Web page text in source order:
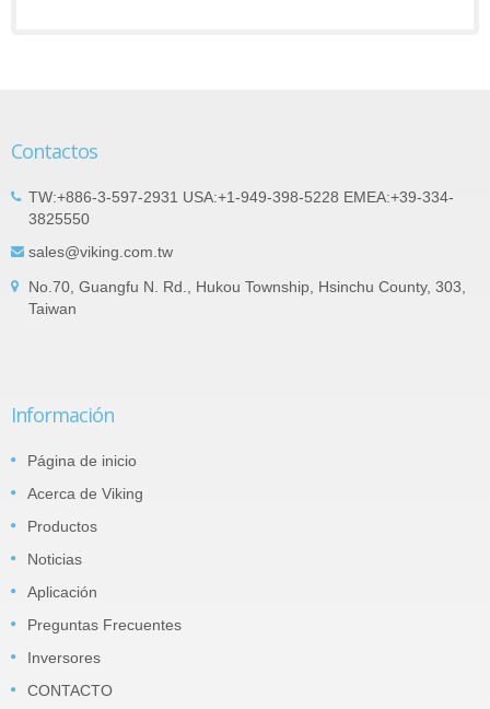
Contactos
TW:+886-3-597-2931 USA:+1-949-398-5228 EMEA:+39-334-
3825550
sales@viking.com.tw
No.70, Guangfu N. Rd., Hukou Township, Hsinchu County, 303,
Taiwan
Información
Página de inicio
Acerca de Viking
Productos
Noticias
Aplicación
Preguntas Frecuentes
Inversores
CONTACTO